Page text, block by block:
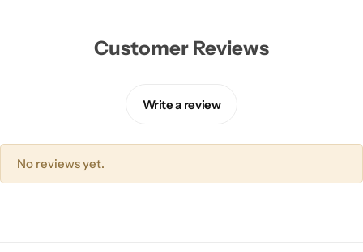
Customer Reviews
Write a review
No reviews yet.